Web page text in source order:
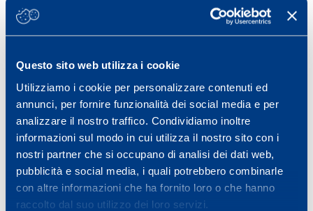
Questo sito web utilizza i cookie
Utilizziamo i cookie per personalizzare contenuti ed
annunci, per fornire funzionalità dei social media e per
analizzare il nostro traffico. Condividiamo inoltre
informazioni sul modo in cui utilizza il nostro sito con i
nostri partner che si occupano di analisi dei dati web,
pubblicità e social media, i quali potrebbero combinarle
con altre informazioni che ha fornito loro o che hanno
raccolto dal suo utilizzo dei loro servizi.
MAPEI RINNOVA IL SUO IMPEGNO COME OFFICIAL
15 Aprile 2026 / eventi
MAPEI RINNOVA IL SUO IMPEGNO COME
OFFICIAL SPONSOR DELLA STRAMILANO
2026
Leggi tutto